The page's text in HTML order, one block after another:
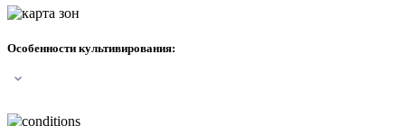
Особенности культивирования: